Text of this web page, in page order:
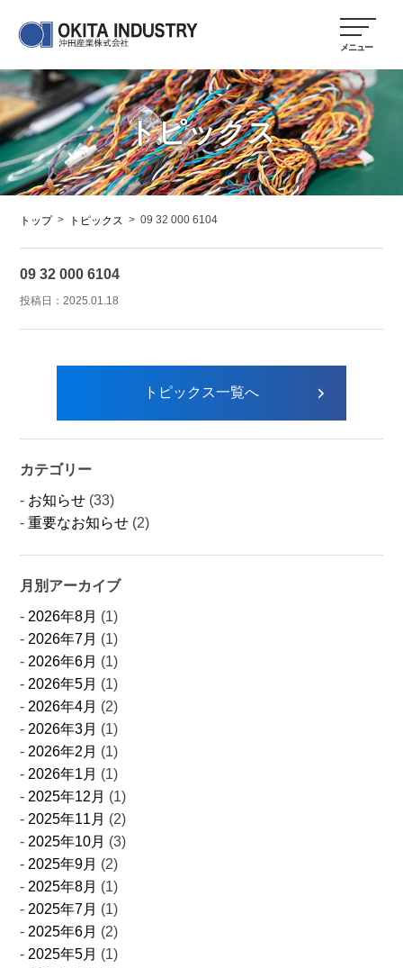
トピックス
トップ > トピックス > 09 32 000 6104
09 32 000 6104
投稿日：2025.01.18
トピックス一覧へ
カテゴリー
お知らせ (33)
重要なお知らせ (2)
月別アーカイブ
2026年8月 (1)
2026年7月 (1)
2026年6月 (1)
2026年5月 (1)
2026年4月 (2)
2026年3月 (1)
2026年2月 (1)
2026年1月 (1)
2025年12月 (1)
2025年11月 (2)
2025年10月 (3)
2025年9月 (2)
2025年8月 (1)
2025年7月 (1)
2025年6月 (2)
2025年5月 (1)